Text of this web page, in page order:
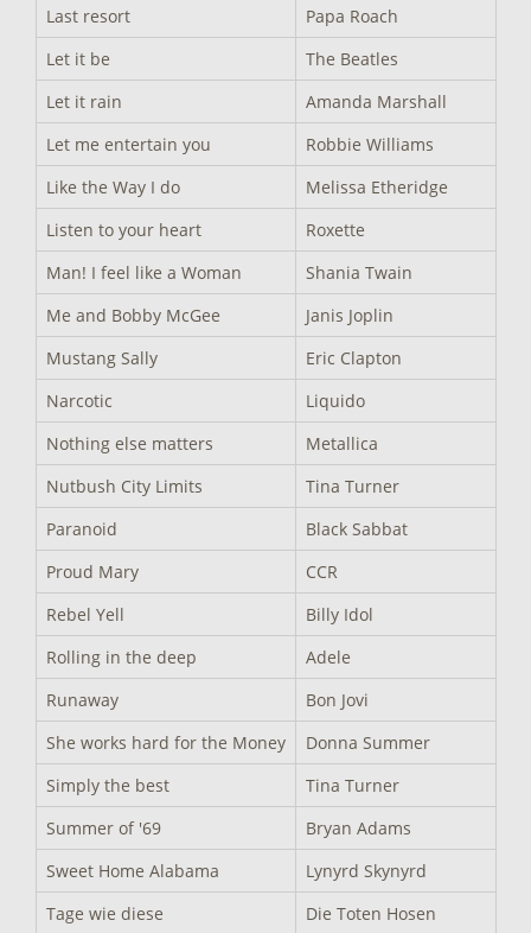
Last resort
Papa Roach
Let it be
The Beatles
Let it rain
Amanda Marshall
Let me entertain you
Robbie Williams
Like the Way I do
Melissa Etheridge
Listen to your heart
Roxette
Man! I feel like a Woman
Shania Twain
Me and Bobby McGee
Janis Joplin
Mustang Sally
Eric Clapton
Narcotic
Liquido
Nothing else matters
Metallica
Nutbush City Limits
Tina Turner
Paranoid
Black Sabbat
Proud Mary
CCR
Rebel Yell
Billy Idol
Rolling in the deep
Adele
Runaway
Bon Jovi
She works hard for the Money
Donna Summer
Simply the best
Tina Turner
Summer of '69
Bryan Adams
Sweet Home Alabama
Lynyrd Skynyrd
Tage wie diese
Die Toten Hosen